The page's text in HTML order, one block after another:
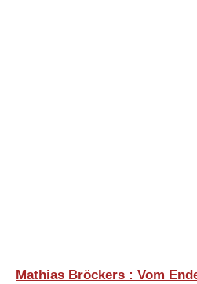
Mathias Bröckers : Vom